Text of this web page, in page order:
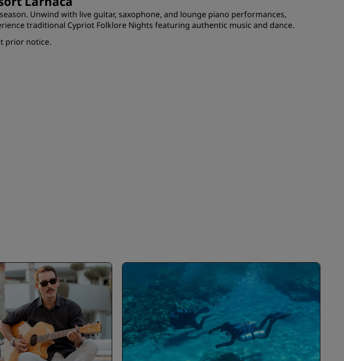
Διοργανωτές συναντήσεων
Unwind with live guitar, saxophone, and lounge piano performances,
traditional Cypriot Folklore Nights featuring authentic music and dance.
prior notice.